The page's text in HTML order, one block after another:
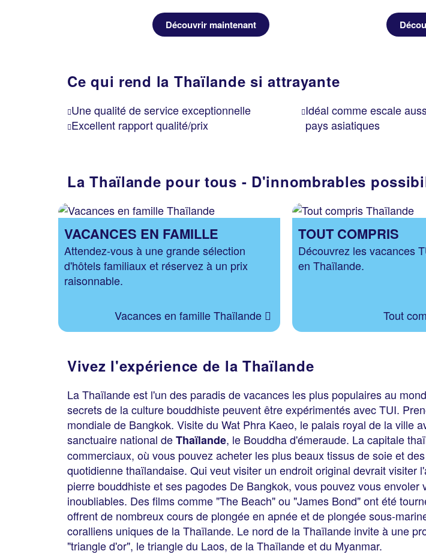
Découvrir maintenant
Ce qui rend la Thaïlande si attrayante
Une qualité de service exceptionnelle
Excellent rapport qualité/prix
Idéal comme escale
pays asiatiques
La Thaïlande pour tous - D'innombrables
VACANCES EN FAMILLE
Attendez-vous à une grande sélection
d'hôtels familiaux et réservez à un prix
raisonnable.
Vacances en famille Thaïlande
TOUT COMPRIS
Découvrez les vacances
en Thaïlande.
Tout
Vivez l'expérience de la Thaïlande
La Thaïlande est l'un des paradis de vacances les plus populaires au
secrets de la culture bouddhiste peuvent être expérimentés avec TUI.
mondiale de Bangkok. Visite du Wat Phra Kaeo, le palais royal de la ville
sanctuaire national deThaïlande, le Bouddha d'émeraude. La capitale
commerciaux, où vous pouvez acheter les plus beaux tissus de soie et
quotidienne thaïlandaise. Qui veut visiter un endroit original devrait visiter
pierre bouddhiste et ses pagodes De Bangkok, vous pouvez vous
inoubliables. Des films comme "The Beach" ou "James Bond" ont été
offrent de nombreux cours de plongée en apnée et de plongée sous-
coralliens uniques de la Thaïlande. Le nord de la Thaïlande invite à une
"triangle d'or", le triangle du Laos, de la Thaïlande et du Myanmar.